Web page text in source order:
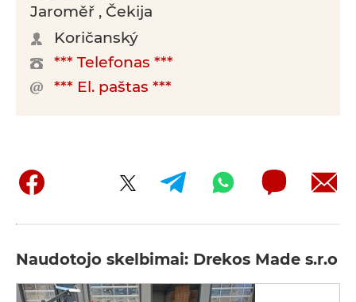
Jaroměř , Čekija
Koričanský
*** Telefonas ***
*** El. paštas ***
Naudotojo skelbimai: Drekos Made s.r.o